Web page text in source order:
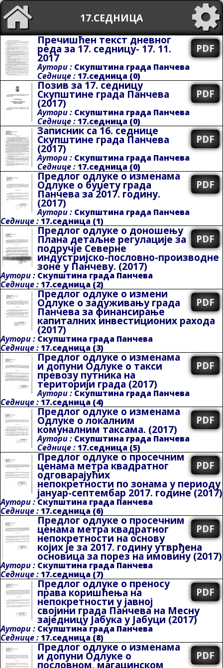
17.СЕДНИЦА
PDF
Пречишћен текст дневног
реда за 17. седницу- 17. 11.
2017
Аутори : Скупштина града Панчева
Седнице :17.седница (0)
PDF
Позив за 17. седницу
Скупштине града Панчева
(2017)
Аутори : Скупштина града Панчева
Седнице :17.седница (0)
PDF
Записник са 16. седнице
Скупштине града Панчева
(2017)
Аутори : Скупштина града Панчева
Седнице :17.седница (0)
PDF
Предлог одлуке о изменама
Одлуке о буџету града
Панчева за 2017. годину.
(2017)
Аутори : Скупштина града Панчева
Седнице :17.седница (1)
PDF
Предлог одлуке о доношењу
Плана детаљне регулације за
подручје Северне
индустријско-пословно-производне
зоне у Панчеву. (2017)
Аутори : Скупштина града Панчева
Седнице :17.седница (2)
PDF
Предлог одлуке о измени
Одлуке о задуживању града
Панчева за финансирање
капиталних инвестиционих рахода
(2017)
Аутори : Скупштина града Панчева
Седнице :17.седница (3)
PDF
Предлог одлуке о изменама
и допуни Одлуке о такси
превозу путника на
територији града (2017)
Аутори :Скупштина града Панчева
Седнице :17.седница (4)
PDF
Предлог одлуке о изменама
Одлуке о локалним
комуналним таксама. (2017)
Аутори : Скупштина града Панчева
Седнице :17.седница (5)
PDF
Предлог одлуке о просечним
ценама метра квадратног
одговарајућих
непокретности по зонама у периоду
јануар-септембар 2017. године (2017)
Аутори :Скупштина града Панчева
Седнице :17.седница (6)
PDF
Предлог одлуке о просечним
ценама метра квадратног
непокретности на основу
којих је за 2017. годину утврђена
основица за порез на имовину (2017)
Аутори : Скупштина града Панчева
Седнице :17.седница (7)
PDF
Предлог одлуке о преносу
права коришћења на
непокретности у јавној
својини града Панчева на Месну
заједницу Јабука у Јабуци (2017)
Аутори : Скупштина града Панчева
Седнице :17.седница (8)
PDF
Предлог одлуке о изменама
и допуни Одлуке о
пословном, магацинском